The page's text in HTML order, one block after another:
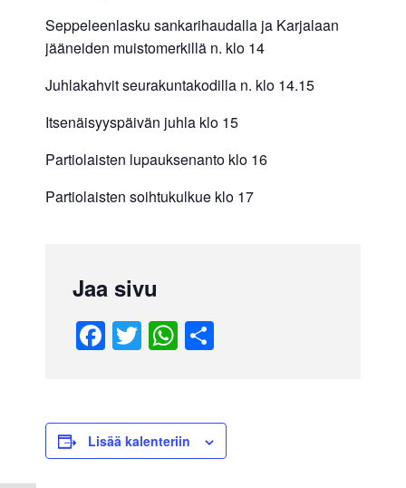
Seppeleenlasku sankarihaudalla ja Karjalaan
jääneiden muistomerkillä n. klo 14
Juhlakahvit seurakuntakodilla n. klo 14.15
Itsenäisyyspäivän juhla klo 15
Partiolaisten lupauksenanto klo 16
Partiolaisten soihtukulkue klo 17
Jaa sivu
F
e
b
T
er
W
s
A
e
Lisää kalenteriin